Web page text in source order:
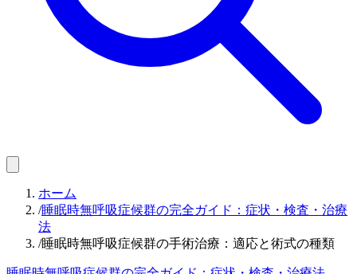
ホーム
/睡眠時無呼吸症候群の完全ガイド：症状・検査・治療
法
/睡眠時無呼吸症候群の手術治療：適応と術式の種類